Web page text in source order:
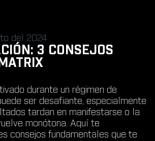
del 2024
3 CONSEJOS
durante un régimen de
ser desafiante, especialmente
tardan en manifestarse o la
monótona. Aquí te
consejos fundamentales que te